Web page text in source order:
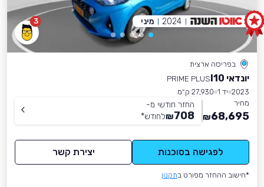
3
בפריסה ארצית
יונדאי I10
PRIME PLUS
2023 יד 1
27,930 ק״מ
מחיר
68,695
₪
החזר חודשי מ-
708
₪לחודש*
לפגישה בסוכנות יצירת קשר
*חישוב ההחזר מפורט בתקנון
2024 מיני